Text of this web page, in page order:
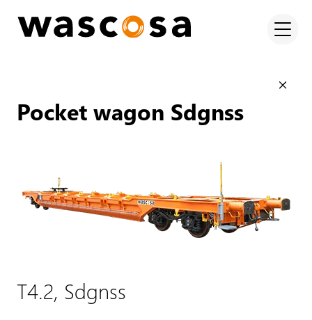
Pocket wagon Sdgnss
T4.2, Sdgnss